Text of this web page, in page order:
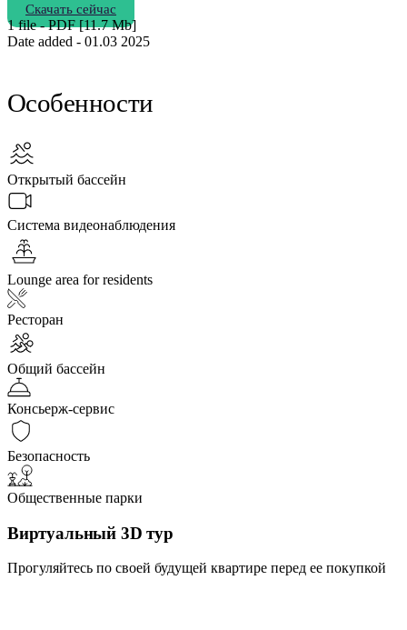
Скачать сейчас
1 file - PDF [11.7 Мb]
Date added - 01.03 2025
Особенности
Открытый бассейн
Система видеонаблюдения
Lounge area for residents
Ресторан
Общий бассейн
Консьерж-сервис
Безопасность
Общественные парки
Виртуальный 3D тур
Прогуляйтесь по своей будущей квартире перед ее покупкой